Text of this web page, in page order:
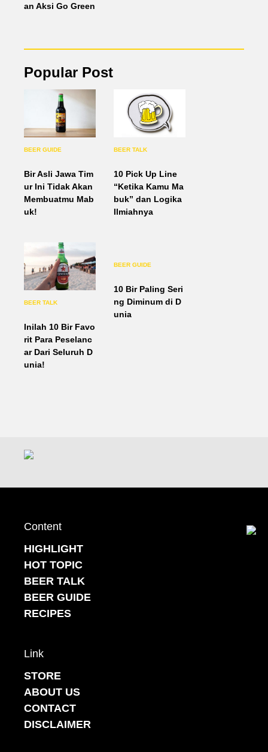
an Aksi Go Green
Popular Post
BEER GUIDE
Bir Asli Jawa Tim
ur Ini Tidak Akan
Membuatmu Mab
uk!
BEER TALK
10 Pick Up Line
“Ketika Kamu Ma
buk” dan Logika
Ilmiahnya
BEER TALK
Inilah 10 Bir Favo
rit Para Peselanc
ar Dari Seluruh D
unia!
BEER GUIDE
10 Bir Paling Seri
ng Diminum di D
unia
Content
HIGHLIGHT
HOT TOPIC
BEER TALK
BEER GUIDE
RECIPES
Link
STORE
ABOUT US
CONTACT
DISCLAIMER